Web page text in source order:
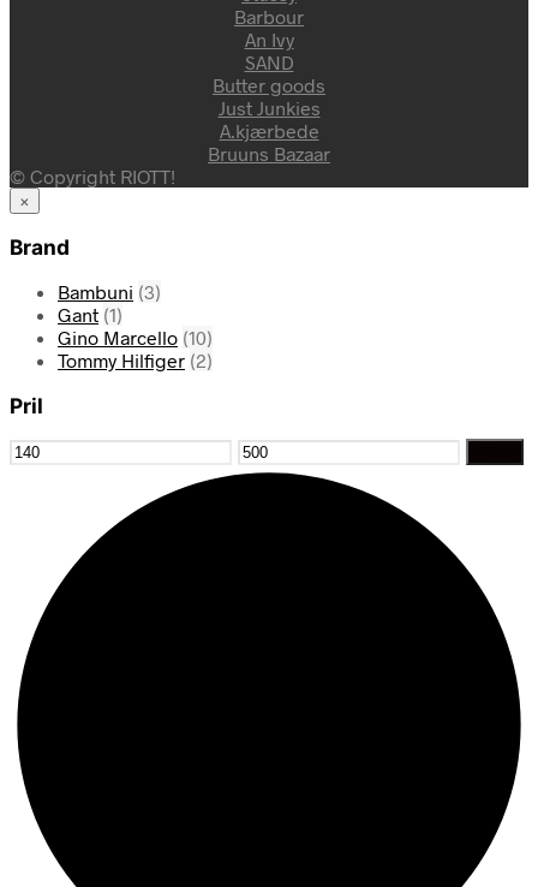
Barbour
An Ivy
SAND
Butter goods
Just Junkies
A.kjærbede
Bruuns Bazaar
© Copyright RIOTT!
×
Brand
Bambuni (3)
Gant (1)
Gino Marcello (10)
Tommy Hilfiger (2)
Pril
Mindste
Højeste
pris